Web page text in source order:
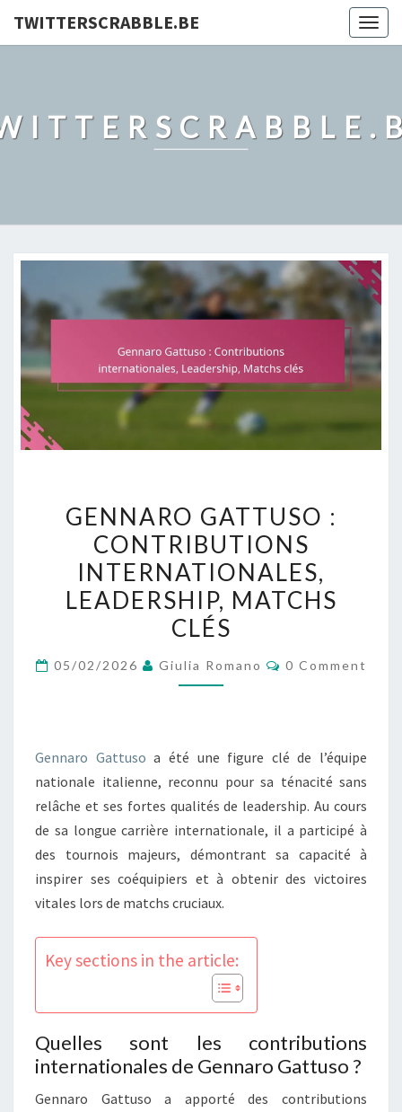
TWITTERSCRABBLE.BE
GATTUSO
:
CONTRIBUTIONS
INTERNATIONALES,
LEADERSHIP,
MATCHS
CLÉS
GENNARO GATTUSO :
CONTRIBUTIONS
INTERNATIONALES,
LEADERSHIP, MATCHS
CLÉS
05/02/2026 Giulia Romano Comments
0 Comment
Gennaro Gattuso a été une figure clé de l’équipe
nationale italienne, reconnu pour sa ténacité sans
relâche et ses fortes qualités de leadership. Au cours
de sa longue carrière internationale, il a participé à
des tournois majeurs, démontrant sa capacité à
inspirer ses coéquipiers et à obtenir des victoires
vitales lors de matchs cruciaux.
Key sections in the article:
Quelles sont les contributions
internationales de Gennaro Gattuso ?
Gennaro Gattuso a apporté des contributions